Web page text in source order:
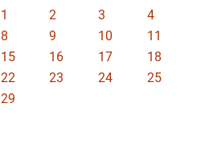
1 2 3
4
8 9 10
11
15 16 17
18
22 23 24
25
29